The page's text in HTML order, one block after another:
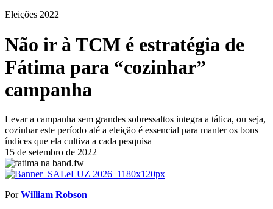
Eleições 2022
Não ir à TCM é estratégia de
Fátima para “cozinhar”
campanha
Levar a campanha sem grandes sobressaltos integra a tática, ou seja,
cozinhar este período até a eleição é essencial para manter os bons
índices que ela cultiva a cada pesquisa
15 de setembro de 2022
PorWilliam Robson